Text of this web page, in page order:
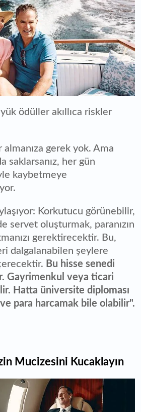
ödüller akıllıca riskler
almanıza gerek yok. Ama
saklarsanız, her gün
kaybetmeye
Korkutucu görünebilir,
servet oluşturmak, paranızın
gerektirecektir. Bu,
dalgalanabilen şeylere
Bu hisse senedi
Gayrimenkul veya ticari
Hatta üniversite diploması
para harcamak bile olabilir".
Mucizesini Kucaklayın